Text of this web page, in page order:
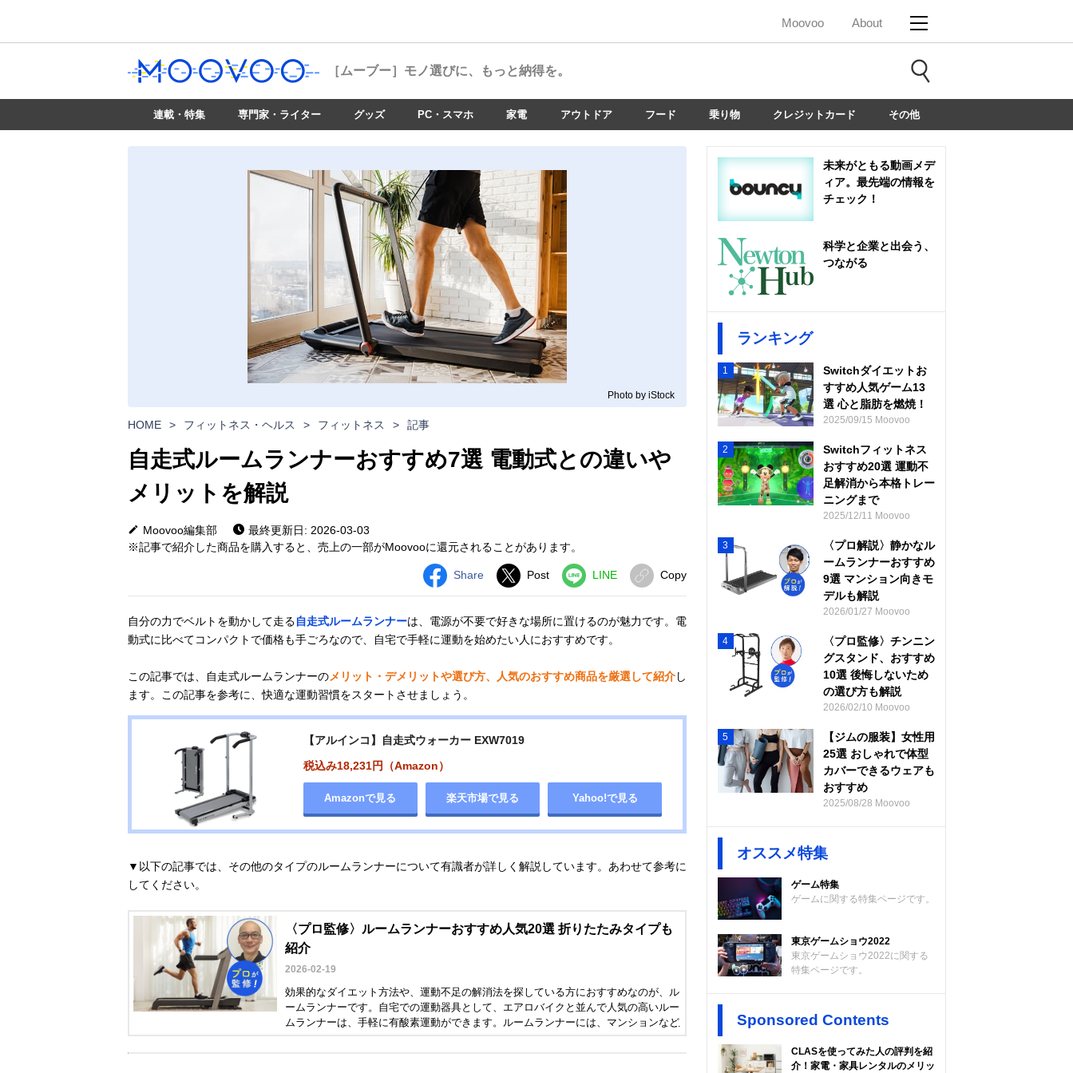
Moovoo About
［ムーブー］ モノ選びに、もっと納得を。
連載・特集 専門家・ライター グッズ PC・スマホ 家電 アウトドア フード 乗り物 クレジットカード その他
Photo by iStock
HOME > フィットネス・ヘルス > フィットネス > 記事
自走式ルームランナーおすすめ7選 電動式との違いや
メリットを解説
Moovoo編集部
最終更新日: 2026-03-03
※記事で紹介した商品を購入すると、売上の一部がMoovooに還元されることがあります。
Share Post LINE Copy
自分の力でベルトを動かして走る自走式ルームランナーは、電源が不要で好きな場所に置けるのが魅力です。電
動式に比べてコンパクトで価格も手ごろなので、自宅で手軽に運動を始めたい人におすすめです。
この記事では、自走式ルームランナーのメリット・デメリットや選び方、人気のおすすめ商品を厳選して紹介し
ます。この記事を参考に、快適な運動習慣をスタートさせましょう。
【アルインコ】自走式ウォーカー EXW7019
税込み18,231円（Amazon）
Amazonで見る 楽天市場で見る Yahoo!で見る
▼以下の記事では、その他のタイプのルームランナーについて有識者が詳しく解説しています。あわせて参考に
してください。
〈プロ監修〉ルームランナーおすすめ人気20選 折りたたみタイプも
紹介
2026-02-19
効果的なダイエット方法や、運動不足の解消法を探している方におすすめなのが、ル
ームランナーです。自宅での運動器具として、エアロバイクと並んで人気の高いルー
ムランナーは、手軽に有酸素運動ができます。ルームランナーには、マンションなど
未来がともる動画メデ
ィア。最先端の情報を
チェック！
科学と企業と出会う、
つながる
ランキング
1
Switchダイエットお
すすめ人気ゲーム13
選 心と脂肪を燃焼！
2025/09/15 Moovoo
2
Switchフィットネス
おすすめ20選 運動不
足解消から本格トレー
ニングまで
2025/12/11 Moovoo
3
〈プロ解説〉静かなル
ームランナーおすすめ
9選 マンション向きモ
デルも解説
2026/01/27 Moovoo
4
〈プロ監修〉チンニン
グスタンド、おすすめ
10選 後悔しないため
の選び方も解説
2026/02/10 Moovoo
5
【ジムの服装】女性用
25選 おしゃれで体型
カバーできるウェアも
おすすめ
2025/08/28 Moovoo
オススメ特集
ゲーム特集
ゲームに関する特集ページです。
東京ゲームショウ2022
東京ゲームショウ2022に関する
特集ページです。
Sponsored Contents
CLASを使ってみた人の評判を紹
介！家電・家具レンタルのメリッ